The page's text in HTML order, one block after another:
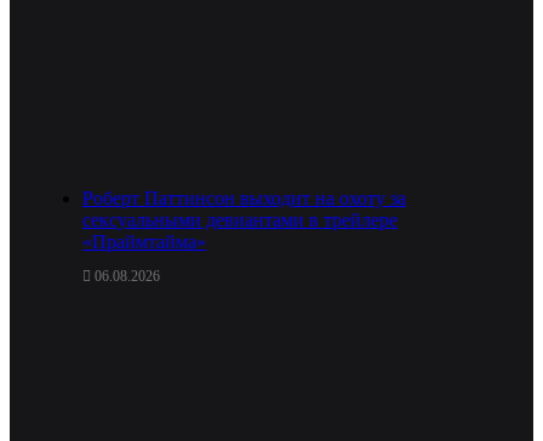
Роберт Паттинсон выходит на охоту за
сексуальными девиантами в трейлере
«Праймтайма»
06.08.2026